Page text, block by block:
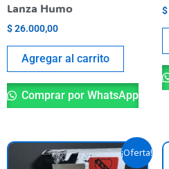
Lanza Humo
$26.000,00
Agregar al carrito
Comprar por WhatsApp
$
¡Oferta!
El
precio
El
precio